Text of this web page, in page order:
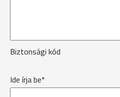
Biztonsági kód
Ide írja be*